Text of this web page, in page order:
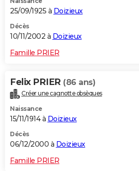
25/09/1925 à Doizieux
Décès
10/11/2002 à Doizieux
Famille PRIER
Felix PRIER (86 ans)
Créer une cagnotte obsèques
Naissance
15/11/1914 à Doizieux
Décès
06/12/2000 à Doizieux
Famille PRIER